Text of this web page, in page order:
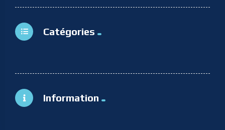
Catégories
Information